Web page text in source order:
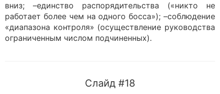
вниз; –единство распорядительства («никто не
работает более чем на одного босса»); –соблюдение
«диапазона контроля» (осуществление руководства
ограниченным числом подчиненных).
Слайд #18